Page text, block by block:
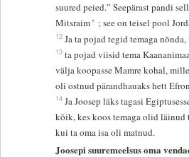
suured peied.” Seepärast pandi
Mitsraim+ ; see on teisel pool
12 Ja ta pojad tegid temaga
13 ta pojad viisid tema
välja koopasse Mamre kohal,
oli ostnud pärandhauaks hett
14 Ja Joosep läks tagasi
kõik, kes koos temaga olid läinud
kui ta oma isa oli matnud.
Joosepi suuremeelsus oma